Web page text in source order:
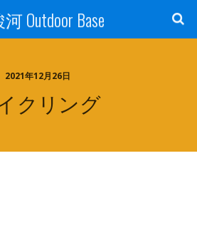
Outdoor Base
2021年12月26日
クリング